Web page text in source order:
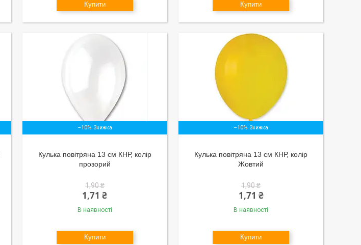
Купити Купити
–10%
Кулька повітряна 13 см КНР, колір
прозорий
1,90 ₴
1,71 ₴
В наявності
Купити
–10%
Кулька повітряна 13 см КНР, колір
Жовтий
1,90 ₴
1,71 ₴
В наявності
Купити